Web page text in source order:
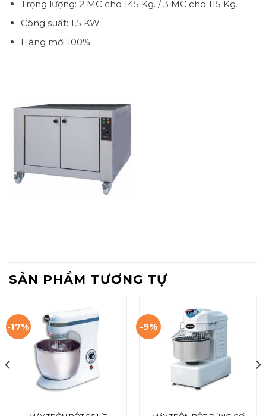
Trọng lượng: 2 MC cho 145 Kg. / 3 MC cho 115 Kg.
Công suất: 1,5 KW
Hàng mới 100%
SẢN PHẨM TƯƠNG TỰ
-17% -9%